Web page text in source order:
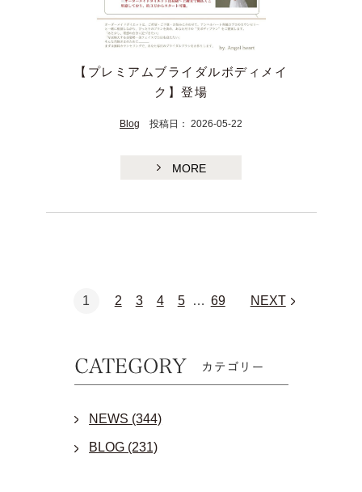
【プレミアムブライダルボディメイ
ク】登場
Blog 投稿日： 2026-05-22
MORE
1 2 3 4 5 … 69 NEXT
NEWS (344)
BLOG (231)